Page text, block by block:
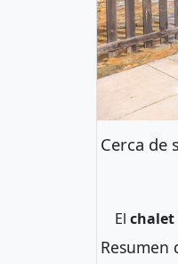
Cerca de
El chalet
Resumen